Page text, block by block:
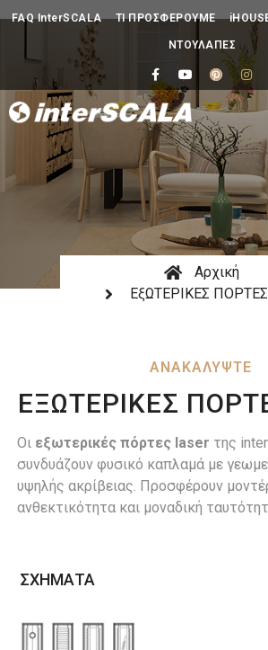
FAQ InterSCALA ΤΙ ΠΡΟΣΦΕΡΟΥΜΕ
ΝΤΟΥΛΑΠΕΣ
Αρχική
ΕξΩΤΕΡΙΚΕΣ
ΑΝΑΚΑΛΥΨΤΕ
ΕΞΩΤΕΡΙΚΕΣ
Οι εξωτερικές πόρτες laser της
συνδυάζουν φυσικό καπλαμά με
υψηλής ακρίβειας. Προσφέρουν
ανθεκτικότητα και μοναδική
ΣΧΗΜΑΤΑ